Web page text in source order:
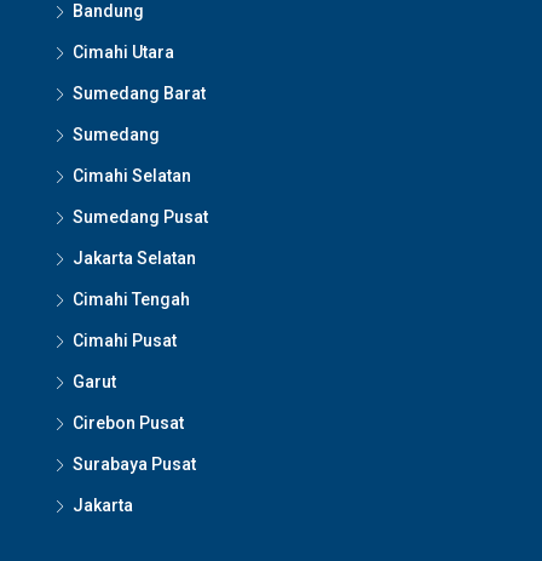
Bandung
Cimahi Utara
Sumedang Barat
Sumedang
Cimahi Selatan
Sumedang Pusat
Jakarta Selatan
Cimahi Tengah
Cimahi Pusat
Garut
Cirebon Pusat
Surabaya Pusat
Jakarta